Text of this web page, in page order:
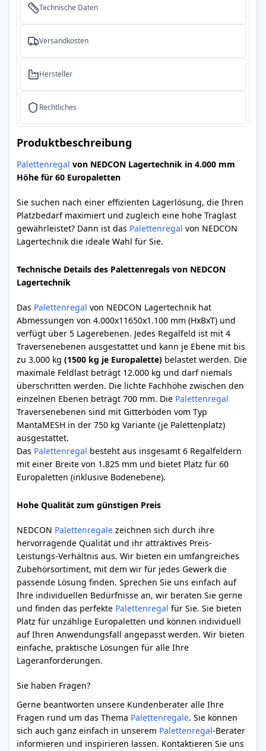
Technische Daten
Versandkosten
Hersteller
Rechtliches
Produktbeschreibung
Palettenregal von NEDCON Lagertechnik in 4.000 mm
Höhe für 60 Europaletten
Sie suchen nach einer effizienten Lagerlösung, die Ihren
Platzbedarf maximiert und zugleich eine hohe Traglast
gewährleistet? Dann ist das Palettenregal von NEDCON
Lagertechnik die ideale Wahl für Sie.
Technische Details des Palettenregals von NEDCON
Lagertechnik
Das Palettenregal von NEDCON Lagertechnik hat
Abmessungen von 4.000x11650x1.100 mm (HxBxT) und
verfügt über 5 Lagerebenen. Jedes Regalfeld ist mit 4
Traversenebenen ausgestattet und kann je Ebene mit bis
zu 3.000 kg (1500 kg je Europalette) belastet werden. Die
maximale Feldlast beträgt 12.000 kg und darf niemals
überschritten werden. Die lichte Fachhöhe zwischen den
einzelnen Ebenen beträgt 700 mm. Die Palettenregal
Traversenebenen sind mit Gitterböden vom Typ
MantaMESH in der 750 kg Variante (je Palettenplatz)
ausgestattet.
Das Palettenregal besteht aus insgesamt 6 Regalfeldern
mit einer Breite von 1.825 mm und bietet Platz für 60
Europaletten (inklusive Bodenebene).
Hohe Qualität zum günstigen Preis
NEDCON Palettenregale zeichnen sich durch ihre
hervorragende Qualität und ihr attraktives Preis-
Leistungs-Verhältnis aus. Wir bieten ein umfangreiches
Zubehörsortiment, mit dem wir für jedes Gewerk die
passende Lösung finden. Sprechen Sie uns einfach auf
Ihre individuellen Bedürfnisse an, wir beraten Sie gerne
und finden das perfekte Palettenregal für Sie. Sie bieten
Platz für unzählige Europaletten und können individuell
auf Ihren Anwendungsfall angepasst werden. Wir bieten
einfache, praktische Lösungen für alle Ihre
Lageranforderungen.
Sie haben Fragen?
Gerne beantworten unsere Kundenberater alle Ihre
Fragen rund um das Thema Palettenregale. Sie können
sich auch ganz einfach in unserem Palettenregal-Berater
informieren und inspirieren lassen. Kontaktieren Sie uns